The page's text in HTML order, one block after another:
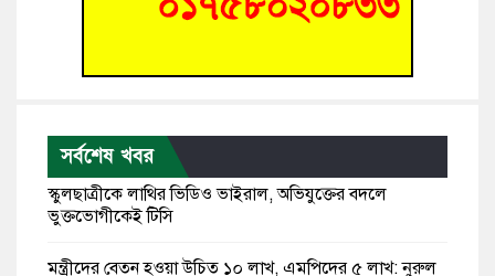
সর্বশেষ খবর
স্কুলছাত্রীকে লাথির ভিডিও ভাইরাল, অভিযুক্তের বদলে
ভুক্তভোগীকেই টিসি
মন্ত্রীদের বেতন হওয়া উচিত ১০ লাখ, এমপিদের ৫ লাখ: নুরুল